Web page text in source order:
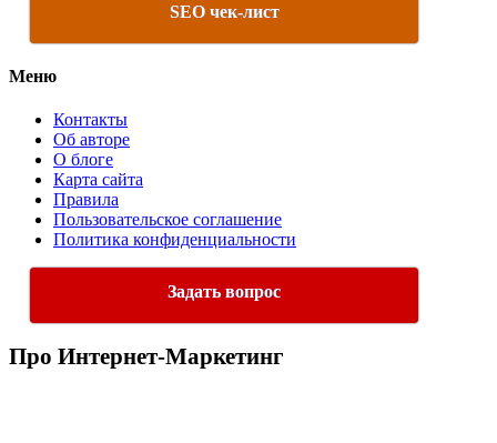
SEO чек-лист
Меню
Контакты
Об авторе
О блоге
Карта сайта
Правила
Пользовательское соглашение
Политика конфиденциальности
Задать вопрос
Про Интернет-Маркетинг